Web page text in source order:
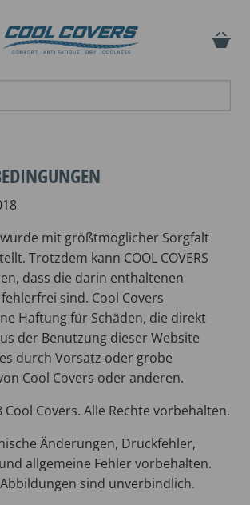
The original anti-fatigue
motorcycle seat cover
mit größtmöglicher Sorgfalt
Trotzdem kann COOL COVERS
dass die darin enthaltenen
sind. Cool Covers
Haftung für Schäden, die direkt
der Benutzung dieser Website
durch Vorsatz oder grobe
Cool Covers oder anderen.
Cool Covers. Alle Rechte vorbehalten.
Änderungen, Druckfehler,
allgemeine Fehler vorbehalten.
sind unverbindlich.